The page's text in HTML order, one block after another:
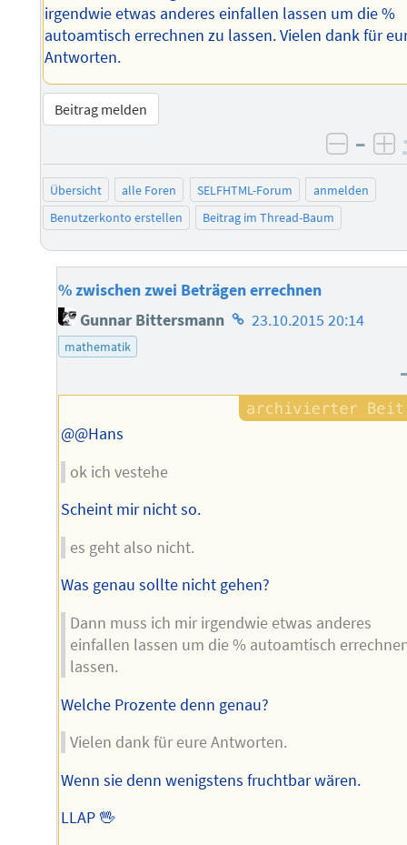
irgendwie etwas anderes einfallen lassen um die %
autoamtisch errechnen zu lassen. Vielen dank für
Antworten.
Beitrag melden
–
Übersicht alle Foren SELFHTML-Forum
anmelden
Benutzerkonto erstellen
Beitrag im Thread-Baum
% zwischen zwei Beträgen errechnen
Gunnar Bittersmann Homepage
23.10.2015 20:14
mathematik
@@Hans
ok ich vestehe
Scheint mir nicht so.
es geht also nicht.
Was genau sollte nicht gehen?
Dann muss ich mir irgendwie etwas anderes
einfallen lassen um die % autoamtisch
lassen.
Welche Prozente denn genau?
Vielen dank für eure Antworten.
Wenn sie denn wenigstens fruchtbar wären.
LLAP 🖖